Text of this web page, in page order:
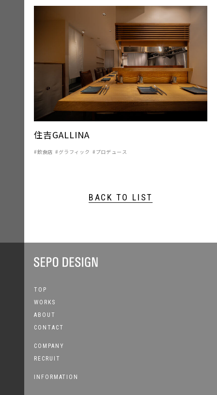
住吉GALLINA
飲食店 グラフィック プロデュース
BACK TO LIST
TOP
WORKS
ABOUT
CONTACT
COMPANY
RECRUIT
INFORMATION